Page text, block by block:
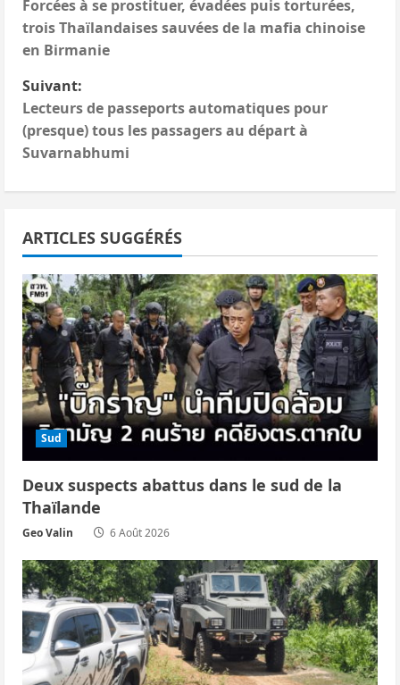
a
v
i
g
i
o
n
d
’
a
r
t
i
c
l
e
Forcées à se prostituer, évadées puis torturées,
trois Thaïlandaises sauvées de la mafia chinoise
en Birmanie
Suivant:
Lecteurs de passeports automatiques pour
(presque) tous les passagers au départ à
Suvarnabhumi
ARTICLES SUGGÉRÉS
Sud
Deux suspects abattus dans le sud de la
Thaïlande
Geo Valin 6 Août 2026